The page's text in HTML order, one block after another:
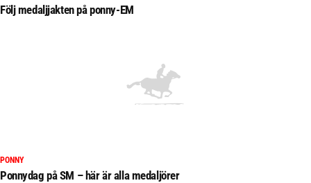
Följ medaljjakten på ponny-EM
PONNY
Ponnydag på SM – här är alla medaljörer